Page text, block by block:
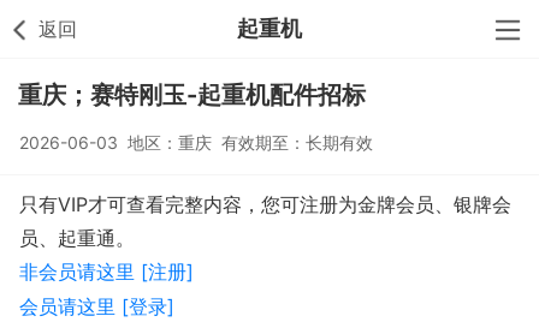
返回 起重机
重庆；赛特刚玉-起重机配件招标
2026-06-03 地区：重庆 有效期至：长期有效
只有VIP才可查看完整内容，您可注册为金牌会员、银牌会
员、起重通。
非会员请这里 [注册]
会员请这里 [登录]